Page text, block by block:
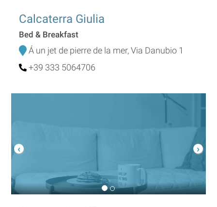
Calcaterra Giulia
Bed & Breakfast
Á un jet de pierre de la mer, Via Danubio 1
+39 333 5064706